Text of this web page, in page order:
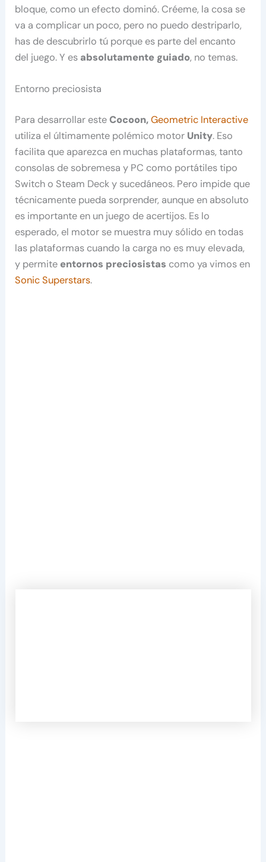
bloque, como un efecto dominó. Créeme, la cosa se
va a complicar un poco, pero no puedo destriparlo,
has de descubrirlo tú porque es parte del encanto
del juego. Y es absolutamente guiado, no temas.
Entorno preciosista
Para desarrollar esteCocoon,Geometric Interactive
utiliza el últimamente polémico motor Unity. Eso
facilita que aparezca en muchas plataformas, tanto
consolas de sobremesa y PC como portátiles tipo
Switch o Steam Deck y sucedáneos. Pero impide que
técnicamente pueda sorprender, aunque en absoluto
es importante en un juego de acertijos. Es lo
esperado, el motor se muestra muy sólido en todas
las plataformas cuando la carga no es muy elevada,
y permite entornos preciosistas como ya vimos en
Sonic Superstars.